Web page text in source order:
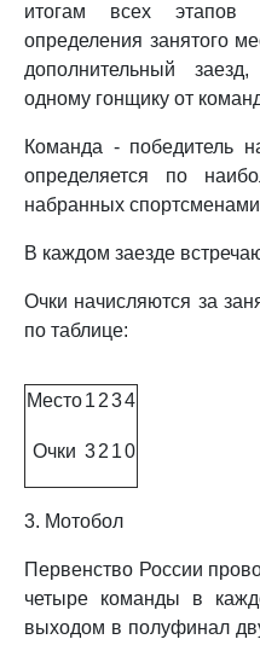
итогам всех этапов
определения занятого
дополнительный
одному гонщику от
Команда - победитель
определяется по
набранных
В каждом заезде
Очки начисляются за
по таблице:
Место1 234
Очки 32 10
3. Мотобол
Первенство России
четыре команды в
выходом в полуфинал